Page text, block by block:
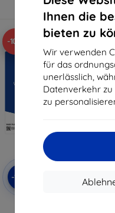
Ihnen die
bieten zu
Wir verwenden
für das
unerlässlich,
Datenverkehr
zu
Auf Lager > 5 Stk.
-10%
-10% EXTRA10